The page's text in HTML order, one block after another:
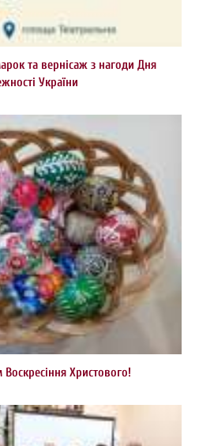
та вернісаж з нагоди Дня
України
Воскресіння Христового!